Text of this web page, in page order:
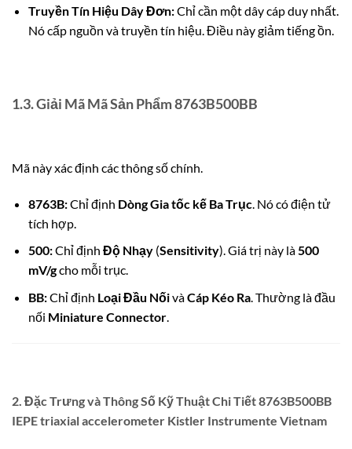
Truyền Tín Hiệu Dây Đơn:Chỉ cần một dây cáp duy nhất.
Nó cấp nguồn và truyền tín hiệu. Điều này giảm tiếng ồn.
1.3. Giải Mã Mã Sản Phẩm 8763B500BB
Mã này xác định các thông số chính.
8763B:Chỉ định Dòng Gia tốc kế Ba Trục. Nó có điện tử
tích hợp.
500:Chỉ định Độ Nhạy(Sensitivity). Giá trị này là500
mV/gcho mỗi trục.
BB:Chỉ định Loại Đầu NốivàCáp Kéo Ra. Thường là đầu
nối Miniature Connector.
2. Đặc Trưng và Thông Số Kỹ Thuật Chi Tiết 8763B500BB
IEPE triaxial accelerometer Kistler Instrumente Vietnam